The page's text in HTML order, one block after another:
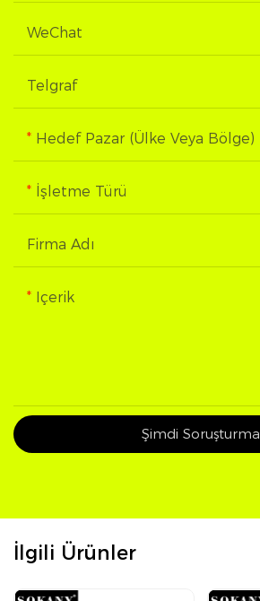
WeChat
Telgraf
Hedef Pazar (Ülke Veya Bölge)
İşletme Türü
Firma Adı
Içerik
Şimdi Soruşturma
İlgili Ürünler